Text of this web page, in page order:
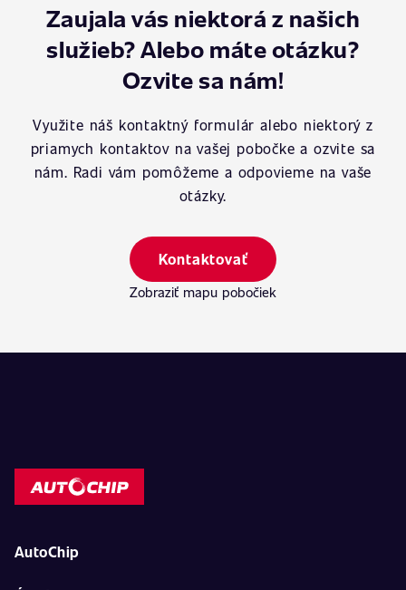
Zaujala vás niektorá z našich
služieb? Alebo máte otázku?
Ozvite sa nám!
Využite náš kontaktný formulár alebo niektorý z
priamych kontaktov na vašej pobočke a ozvite sa
nám. Radi vám pomôžeme a odpovieme na vaše
otázky.
Kontaktovať
Zobraziť mapu pobočiek
AutoChip